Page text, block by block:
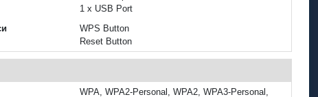
1 x USB Port
WPS Button
Reset Button
WPA, WPA2-Personal, WPA2, WPA3-Personal,